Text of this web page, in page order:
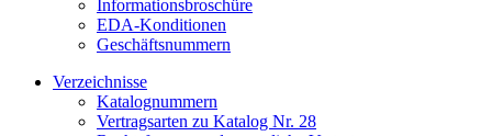
Informationsbroschüre
EDA-Konditionen
Geschäftsnummern
Verzeichnisse
Katalognummern
Vertragsarten zu Katalog Nr. 28